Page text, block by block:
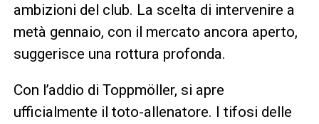
ambizioni del club. La scelta di intervenire a
metà gennaio, con il mercato ancora aperto,
suggerisce una rottura profonda.
Con l’addio di Toppmöller, si apre
ufficialmente il toto-allenatore. I tifosi delle